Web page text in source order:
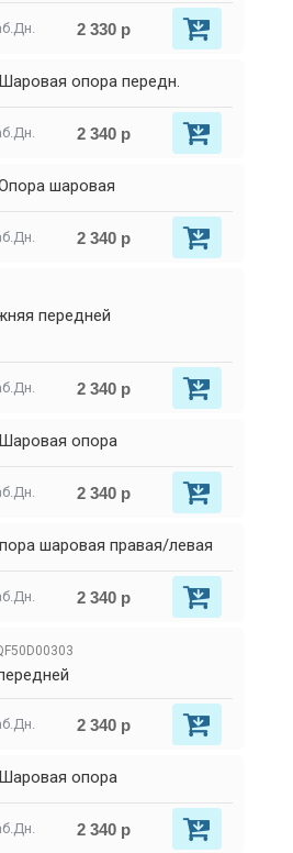
2 330 р
Шаровая опора передн.
2 340 р
шаровая
2 340 р
передней
2 340 р
Шаровая опора
2 340 р
шаровая правая/левая
2 340 р
2 340 р
Шаровая опора
2 340 р